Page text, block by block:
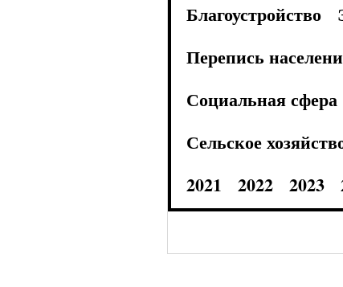
Благоустройство
Перепись
Социальная сфера
Сельское
2021
2022 2023